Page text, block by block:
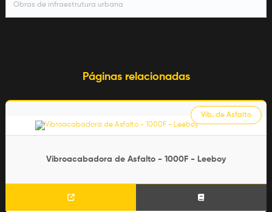
Obras de infraestrutura urbana
Páginas relacionadas
Vibroacabadora de Asfalto - 1000F - Leeboy
Vib. de Asfalto